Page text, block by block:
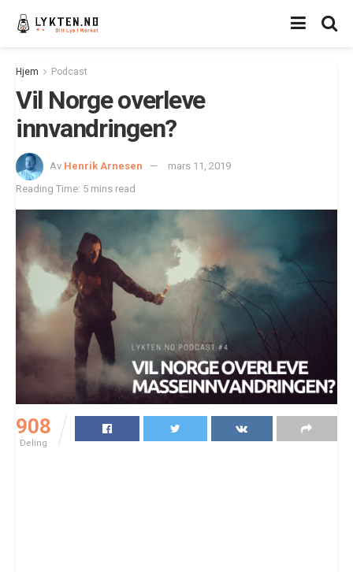
Hjem Podcast
Vil Norge overleve
innvandringen?
Av Henrik Arnesen
mars 11, 2019
Reading Time: 5 mins read
908
Deling